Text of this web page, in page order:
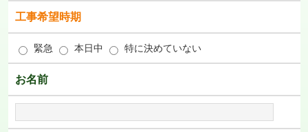
工事希望時期
緊急 本日中 特に決めていない
お名前